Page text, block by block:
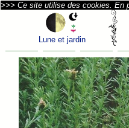
>>> Ce site utilise des cookies. En
Lune et jardin